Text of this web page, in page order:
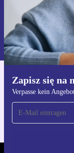
Zapisz się na
Verpasse kein
Informacje na
naszej
Polityce